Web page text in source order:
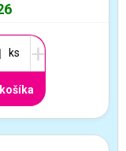
+